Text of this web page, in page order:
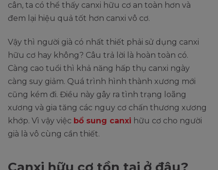
cân, ta có thể thấy canxi hữu cơ an toàn hơn và
đem lại hiệu quả tốt hơn canxi vô cơ.
Vậy thì người già có nhất thiết phải sử dụng canxi
hữu cơ hay không? Câu trả lời là hoàn toàn có.
Càng cao tuổi thì khả năng hấp thụ canxi ngày
càng suy giảm. Quá trình hình thành xương mới
cũng kém đi. Điều này gây ra tình trạng loãng
xương và gia tăng các nguy cơ chấn thương xương
khớp. Vì vậy việc bổ sung canxi hữu cơ cho người
già là vô cùng cần thiết.